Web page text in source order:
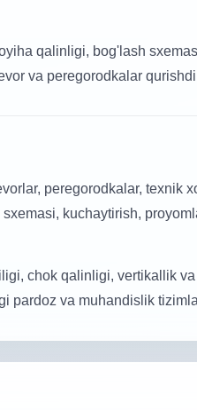
qalinligi, bog'lash
va peregorodkalar
peregorodkalar, texnik
kuchaytirish,
chok qalinligi, vertikallik
pardoz va muhandislik